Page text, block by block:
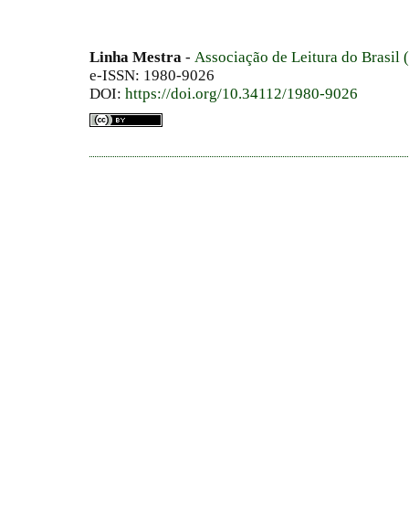
Linha Mestra - Associação de Leitura do Brasil
e-ISSN: 1980-9026
DOI: https://doi.org/10.34112/1980-9026